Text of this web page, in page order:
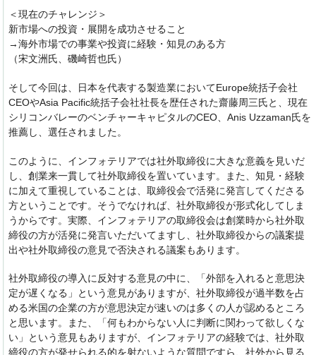
＜現在のチャレンジ＞
新市場への投資・展開を成功させること
→海外市場での事業や投資に経験・知見のある方
（宋文洲氏、磯崎哲也氏）
そして今回は、日本を代表する製造業においてEurope統括子会社
CEOやAsia Pacific統括子会社社長を歴任された齋藤周三氏と、現在
シリコンバレーのベンチャーキャピタルのCEO、Anis Uzzaman氏を
推薦し、選任されました。
このように、インフォテリアでは社外取締役に大きな意義を見いだ
し、創業来一貫して社外取締役を置いています。また、知見・経験
に加えて重視していることは、取締役会で活発に発言してくださる
方ということです。そうでなければ、社外取締役が形式化してしま
うからです。実際、インフォテリアの取締役会は創業時から社外取
締役の方が活発に発言いただいてますし、社外取締役からの議案提
出や社外取締役の意見で否決される議案もあります。
社外取締役の導入に反対する意見の中に、「外部を入れると意思決
定が遅くなる」という意見がありますが、社外取締役が過半数を占
める米国の企業の方が意思決定が速いのは多くの人が認めるところ
と思います。また、「何もわからない人に判断に関わって欲しくな
い」という意見もありますが、インフォテリアの経験では、社外取
締役の方が発せられる的を射ないような質問ですら、社外から見る